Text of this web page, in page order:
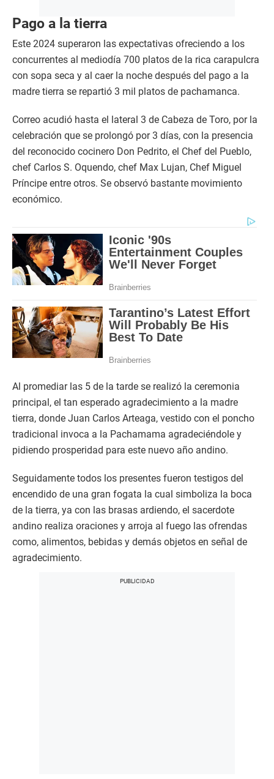
Pago a la tierra
Este 2024 superaron las expectativas ofreciendo a los
concurrentes al mediodía 700 platos de la rica carapulcra
con sopa seca y al caer la noche después del pago a la
madre tierra se repartió 3 mil platos de pachamanca.
Correo acudió hasta el lateral 3 de Cabeza de Toro, por la
celebración que se prolongó por 3 días, con la presencia
del reconocido cocinero Don Pedrito, el Chef del Pueblo,
chef Carlos S. Oquendo, chef Max Lujan, Chef Miguel
Príncipe entre otros. Se observó bastante movimiento
económico.
Al promediar las 5 de la tarde se realizó la ceremonia
principal, el tan esperado agradecimiento a la madre
tierra, donde Juan Carlos Arteaga, vestido con el poncho
tradicional invoca a la Pachamama agradeciéndole y
pidiendo prosperidad para este nuevo año andino.
Seguidamente todos los presentes fueron testigos del
encendido de una gran fogata la cual simboliza la boca
de la tierra, ya con las brasas ardiendo, el sacerdote
andino realiza oraciones y arroja al fuego las ofrendas
como, alimentos, bebidas y demás objetos en señal de
agradecimiento.